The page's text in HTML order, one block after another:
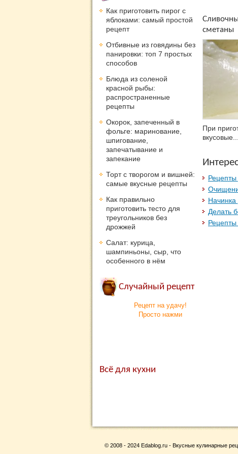
сметаны
При
вкусовые...
Рецепты
Начинка
Делать
Как приготовить пирог с
яблоками: самый простой
рецепт
Отбивные из говядины без
панировки: топ 7 простых
способов
Блюда из соленой
красной рыбы:
распространенные
рецепты
Окорок, запеченный в
фольге: маринование,
шпигование,
запечатывание и
запекание
Торт с творогом и вишней:
самые вкусные рецепты
Как правильно
приготовить тесто для
треугольников без
дрожжей
Салат: курица,
шампиньоны, сыр, что
особенного в нём
Случайный рецепт
Рецепт на удачу!
Просто нажми
Всё для кухни
© 2008 - 2024 Edablog.ru - Вкусные кулинарные